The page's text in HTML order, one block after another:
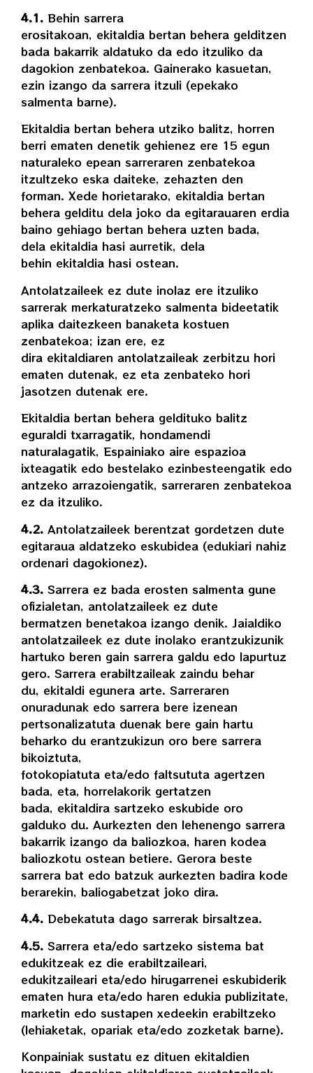
4.1. Behin sarrera
erositakoan, ekitaldia bertan behera gelditzen
bada bakarrik aldatuko da edo itzuliko da
dagokion zenbatekoa. Gainerako kasuetan,
ezin izango da sarrera itzuli (epekako
salmenta barne).
Ekitaldia bertan behera utziko balitz, horren
berri ematen denetik gehienez ere 15 egun
naturaleko epean sarreraren zenbatekoa
itzultzeko eska daiteke, zehazten den
forman. Xede horietarako, ekitaldia bertan
behera gelditu dela joko da egitarauaren erdia
baino gehiago bertan behera uzten bada,
dela ekitaldia hasi aurretik, dela
behin ekitaldia hasi ostean.
Antolatzaileek ez dute inolaz ere itzuliko
sarrerak merkaturatzeko salmenta bideetatik
aplika daitezkeen banaketa kostuen
zenbatekoa; izan ere, ez
dira ekitaldiaren antolatzaileak zerbitzu hori
ematen dutenak, ez eta zenbateko hori
jasotzen dutenak ere.
Ekitaldia bertan behera geldituko balitz
eguraldi txarragatik, hondamendi
naturalagatik, Espainiako aire espazioa
ixteagatik edo bestelako ezinbesteengatik edo
antzeko arrazoiengatik, sarreraren zenbatekoa
ez da itzuliko.
4.2. Antolatzaileek berentzat gordetzen dute
egitaraua aldatzeko eskubidea (edukiari nahiz
ordenari dagokionez).
4.3. Sarrera ez bada erosten salmenta gune
ofizialetan, antolatzaileek ez dute
bermatzen benetakoa izango denik. Jaialdiko
antolatzaileek ez dute inolako erantzukizunik
hartuko beren gain sarrera galdu edo lapurtuz
gero. Sarrera erabiltzaileak zaindu behar
du, ekitaldi egunera arte. Sarreraren
onuradunak edo sarrera bere izenean
pertsonalizatuta duenak bere gain hartu
beharko du erantzukizun oro bere sarrera
bikoiztuta,
fotokopiatuta eta/edo faltsututa agertzen
bada, eta, horrelakorik gertatzen
bada, ekitaldira sartzeko eskubide oro
galduko du. Aurkezten den lehenengo sarrera
bakarrik izango da baliozkoa, haren kodea
baliozkotu ostean betiere. Gerora beste
sarrera bat edo batzuk aurkezten badira kode
berarekin, baliogabetzat joko dira.
4.4. Debekatuta dago sarrerak birsaltzea.
4.5. Sarrera eta/edo sartzeko sistema bat
edukitzeak ez die erabiltzaileari,
edukitzaileari eta/edo hirugarrenei eskubiderik
ematen hura eta/edo haren edukia publizitate,
marketin edo sustapen xedeekin erabiltzeko
(lehiaketak, opariak eta/edo zozketak barne).
Konpainiak sustatu ez dituen ekitaldien